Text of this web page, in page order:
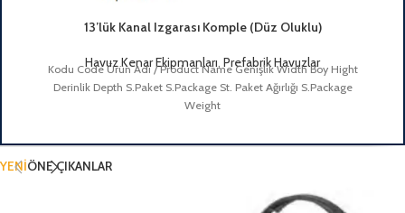
13’lük Kanal Izgarası Komple (Düz Oluklu)
Havuz Kenar Ekipmanları, Prefabrik Havuzlar
Kodu Code Ürün Adı / Product Name Genişlik Width Boy Hight
Derinlik Depth S.Paket S.Package St. Paket Ağırlığı S.Package
Weight
YENİÖNE ÇIKANLAR